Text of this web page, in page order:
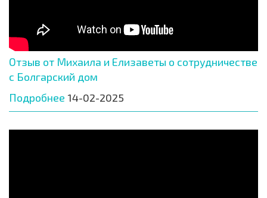
Отзыв от Михаила и Елизаветы о сотрудничестве
с Болгарский дом
Подробнее 14-02-2025